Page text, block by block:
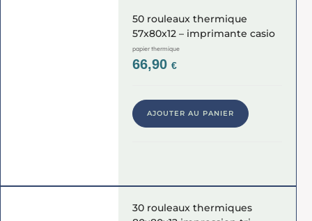
50 rouleaux thermique
57x80x12 – imprimante casio
papier thermique
66,90€
AJOUTER AU PANIER
30 rouleaux thermiques